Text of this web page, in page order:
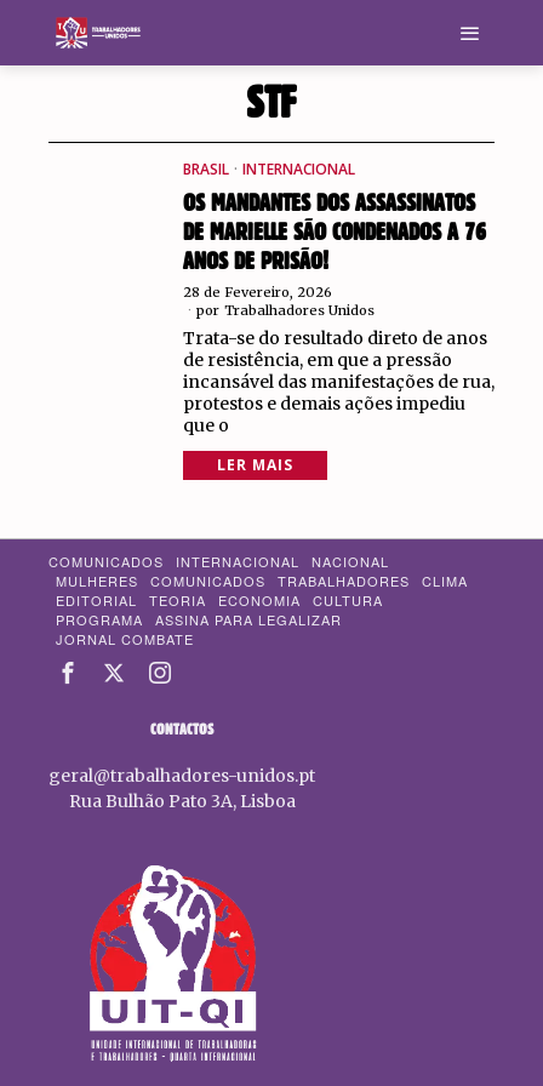
STF
BRASIL · INTERNACIONAL
OS MANDANTES DOS ASSASSINATOS
DE MARIELLE SÃO CONDENADOS A 76
ANOS DE PRISÃO!
28 de Fevereiro, 2026
por Trabalhadores Unidos
Trata-se do resultado direto de anos
de resistência, em que a pressão
incansável das manifestações de rua,
protestos e demais ações impediu
que o
LER MAIS
COMUNICADOS INTERNACIONAL
NACIONAL
MULHERES
COMUNICADOS TRABALHADORES
CLIMA
EDITORIAL
TEORIA ECONOMIA
CULTURA
PROGRAMA
ASSINA PARA LEGALIZAR
JORNAL COMBATE
CONTACTOS
geral@trabalhadores-unidos.pt
Rua Bulhão Pato 3A, Lisboa